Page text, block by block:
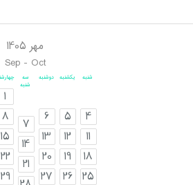
مهر 1405
Sep - Oct
شنبه
4
11
18
25
یکشنبه
5
12
19
26
دوشنبه
6
13
20
27
سه
شنبه
7
14
21
1
8
15
22
29